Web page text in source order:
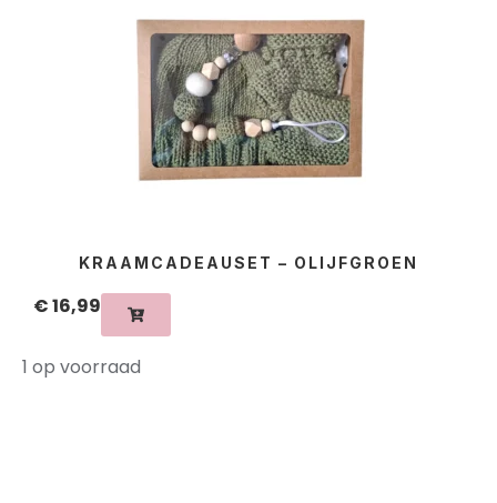
KRAAMCADEAUSET – OLIJFGROEN
€16,99
1 op voorraad